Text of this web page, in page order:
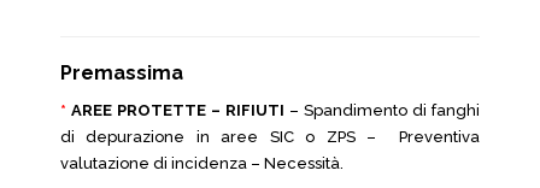
Premassima
* AREE PROTETTE – RIFIUTI – Spandimento di fanghi
di depurazione in aree SIC o ZPS – Preventiva
valutazione di incidenza – Necessità.